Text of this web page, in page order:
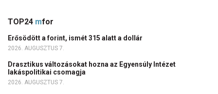
TOP24 mfor
Erősödött a forint, ismét 315 alatt a dollár
2026. AUGUSZTUS 7.
Drasztikus változásokat hozna az Egyensúly Intézet
lakáspolitikai csomagja
2026. AUGUSZTUS 7.